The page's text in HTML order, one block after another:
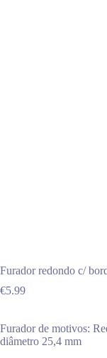
Furador redondo c/
€5.99
Furador de motivos:
diâmetro 25,4 mm